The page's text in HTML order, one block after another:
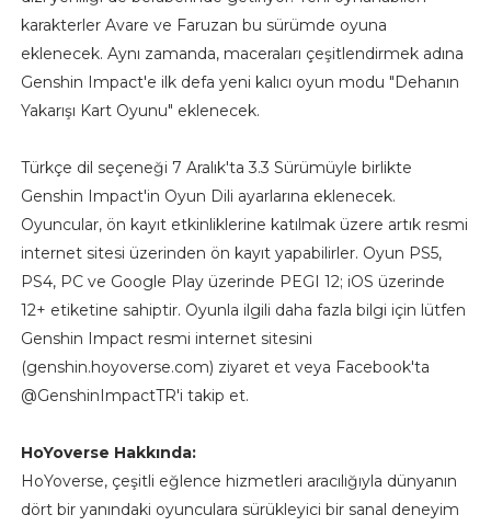
karakterler Avare ve Faruzan bu sürümde oyuna
eklenecek. Aynı zamanda, maceraları çeşitlendirmek adına
Genshin Impact'e ilk defa yeni kalıcı oyun modu "Dehanın
Yakarışı Kart Oyunu" eklenecek.
Türkçe dil seçeneği 7 Aralık'ta 3.3 Sürümüyle birlikte
Genshin Impact'in Oyun Dili ayarlarına eklenecek.
Oyuncular, ön kayıt etkinliklerine katılmak üzere artık resmi
internet sitesi üzerinden ön kayıt yapabilirler. Oyun PS5,
PS4, PC ve Google Play üzerinde PEGI 12; iOS üzerinde
12+ etiketine sahiptir. Oyunla ilgili daha fazla bilgi için lütfen
Genshin Impact resmi internet sitesini
(genshin.hoyoverse.com) ziyaret et veya Facebook'ta
@GenshinImpactTR'i takip et.
HoYoverse Hakkında:
HoYoverse, çeşitli eğlence hizmetleri aracılığıyla dünyanın
dört bir yanındaki oyunculara sürükleyici bir sanal deneyim